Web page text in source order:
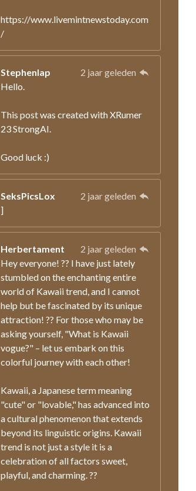
https://www.livemintnewstoday.com
/
Stephenlap
2 jaar geleden
Hello.
This post was created with XRumer
23 StrongAI.
Good luck :)
SeksPicsLox
2 jaar geleden
]
Herbertament
2 jaar geleden
Hey everyone! ?? I have just lately
stumbled on the enchanting entire
world of Kawaii trend, and I cannot
help but be fascinated by its unique
attraction! ?? For those who may be
asking yourself, "What is Kawaii
vogue?" – let us embark on this
colorful journey with each other!
Kawaii, a Japanese term meaning
"cute" or "lovable," has advanced into
a cultural phenomenon that extends
beyond its linguistic origins. Kawaii
trend is not just a style it is a
celebration of all factors sweet,
playful, and charming. ??